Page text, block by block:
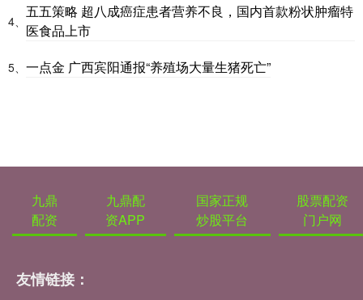
4、
五五策略 超八成癌症患者营养不良，国内首款粉状肿瘤特
医食品上市
5、 一点金 广西宾阳通报“养殖场大量生猪死亡”
九鼎
配资
九鼎配
资APP
国家正规
炒股平台
股票配资
门户网
友情链接：